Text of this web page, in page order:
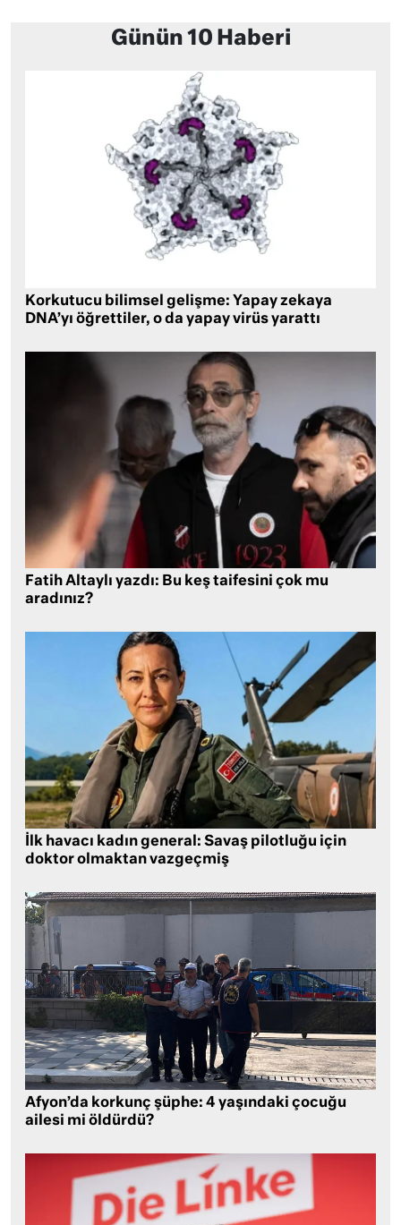
Günün 10 Haberi
Korkutucu bilimsel gelişme: Yapay zekaya
DNA’yı öğrettiler, o da yapay virüs yarattı
Fatih Altaylı yazdı: Bu keş taifesini çok mu
aradınız?
İlk havacı kadın general: Savaş pilotluğu için
doktor olmaktan vazgeçmiş
Afyon’da korkunç şüphe: 4 yaşındaki çocuğu
ailesi mi öldürdü?